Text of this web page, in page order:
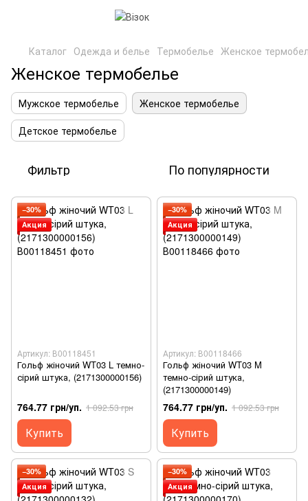
Каталог Одежда и белье Термобелье Женское
Женское термобелье
Мужское термобелье
Женское термобелье
Детское термобелье
Фильтр По популярности
−30%
Акция
Артикул: В00118451
Гольф жіночий WT03 L темно-
сірий штука, (2171300000156)
764.77 грн/уп. 1 092.53 грн
Купить
−30%
Акция
Артикул: В00118466
Гольф жіночий WT03 M
темно-сірий штука,
(2171300000149)
764.77 грн/уп. 1 092.53 грн
Купить
−30%
Акция
−30%
Акция